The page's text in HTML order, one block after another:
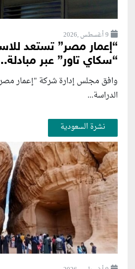
9 أغسطس ,2026
“إعمار مصر” تستعد
“سكاي تاور” عبر
وافق مجلس إدارة شركة "إعمار
الدراسة...
نشرة السعودية